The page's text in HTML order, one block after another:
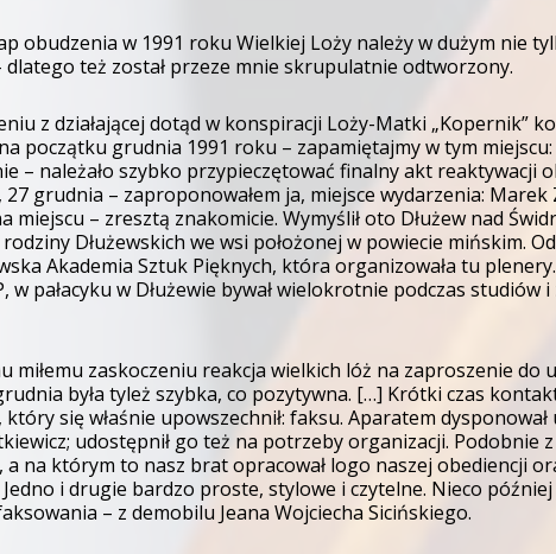
obudzenia w 1991 roku Wielkiej Loży należy w dużym nie
dlatego też został przeze mnie skrupulatnie odtworzony.
z działającej dotąd w konspiracji Loży-Matki „Kopernik”
początku grudnia 1991 roku – zapamiętajmy w tym
– należało szybko przypieczętować finalny akt reaktywacji
27 grudnia – zaproponowałem ja, miejsce wydarzenia: Marek
miejscu – zresztą znakomicie. Wymyślił oto Dłużew nad
Dłużewskich we wsi położonej w powiecie mińskim.
Akademia Sztuk Pięknych, która organizowała tu
w pałacyku w Dłużewie bywał wielokrotnie podczas
miłemu zaskoczeniu reakcja wielkich lóż na zaproszenie do
była tyleż szybka, co pozytywna. […] Krótki czas
się właśnie upowszechnił: faksu. Aparatem
udostępnił go też na potrzeby organizacji. Podobnie
a na którym to nasz brat opracował logo naszej obediencji
i drugie bardzo proste, stylowe i czytelne. Nieco
– z demobilu Jeana Wojciecha Sicińskiego.